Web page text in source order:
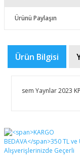
Ürünü Paylaşın
Ürün Bilgisi
sem Yaynlar 2023
Bu
Bu ürünün fiyat
diğer konularda
formunu
Görüş ve